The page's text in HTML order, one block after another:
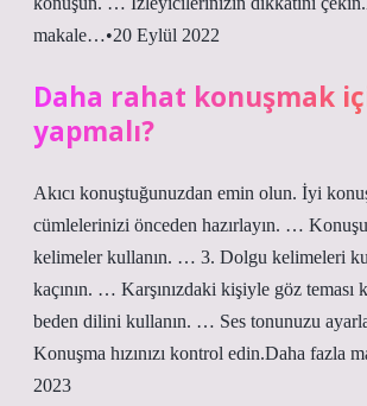
makale…•20 Eylül 2022
Daha rahat konuşmak
yapmalı?
Akıcı konuştuğunuzdan emin olun. İyi
cümlelerinizi önceden hazırlayın. …
kelimeler kullanın. … 3. Dolgu kelimeleri
kaçının. … Karşınızdaki kişiyle göz
beden dilini kullanın. … Ses tonunuzu
Konuşma hızınızı kontrol edin.Daha fazla
2023